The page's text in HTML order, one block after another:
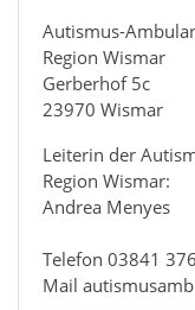
Autismus-
Region Wismar
Gerberhof 5c
23970 Wismar
Leiterin der
Region Wismar:
Andrea Menyes
Telefon 03841
Mail